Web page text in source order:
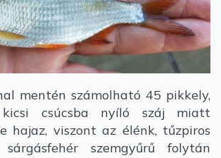
mentén számolható 45 pikkely,
csúcsba nyíló száj miatt
hajaz, viszont az élénk, tűzpiros
szemgyűrű folytán